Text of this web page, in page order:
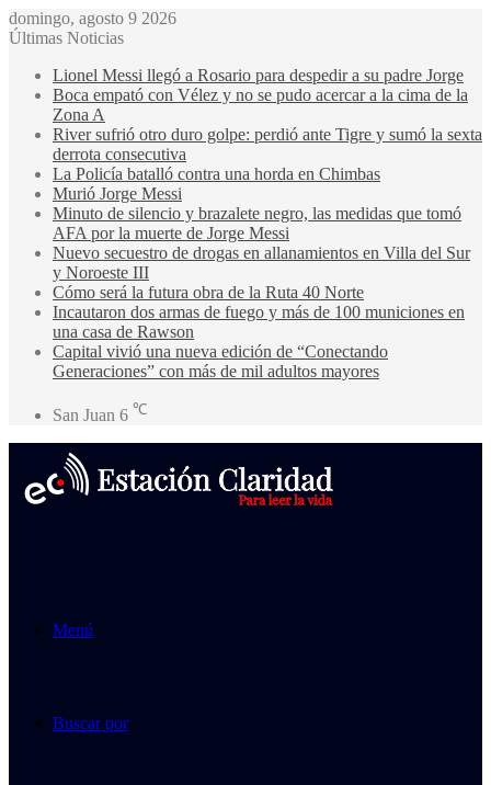
domingo, agosto 9 2026
Últimas Noticias
Lionel Messi llegó a Rosario para despedir a su padre Jorge
Boca empató con Vélez y no se pudo acercar a la cima de la
Zona A
River sufrió otro duro golpe: perdió ante Tigre y sumó la sexta
derrota consecutiva
La Policía batalló contra una horda en Chimbas
Murió Jorge Messi
Minuto de silencio y brazalete negro, las medidas que tomó
AFA por la muerte de Jorge Messi
Nuevo secuestro de drogas en allanamientos en Villa del Sur
y Noroeste III
Cómo será la futura obra de la Ruta 40 Norte
Incautaron dos armas de fuego y más de 100 municiones en
una casa de Rawson
Capital vivió una nueva edición de “Conectando
Generaciones” con más de mil adultos mayores
San Juan 6 ℃
Menú
Buscar por